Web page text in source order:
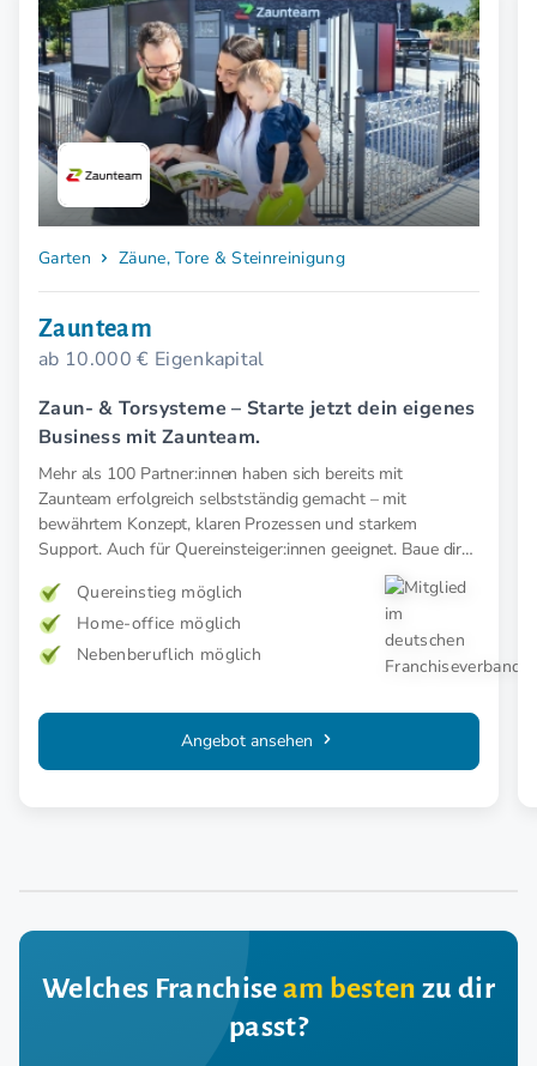
Garten Zäune, Tore & Steinreinigung
Zaunteam
ab 10.000 € Eigenkapital
Zaun- & Torsysteme – Starte jetzt dein eigenes
Business mit Zaunteam.
Mehr als 100 Partner:innen haben sich bereits mit
Zaunteam erfolgreich selbstständig gemacht – mit
bewährtem Konzept, klaren Prozessen und starkem
Support. Auch für Quereinsteiger:innen geeignet. Baue dir
ein krisensicheres Business im wachsenden Handwerk
Quereinstieg möglich
Home-office möglich
Nebenberuflich möglich
Angebot ansehen
Welches Franchiseam besten zu dir
passt?